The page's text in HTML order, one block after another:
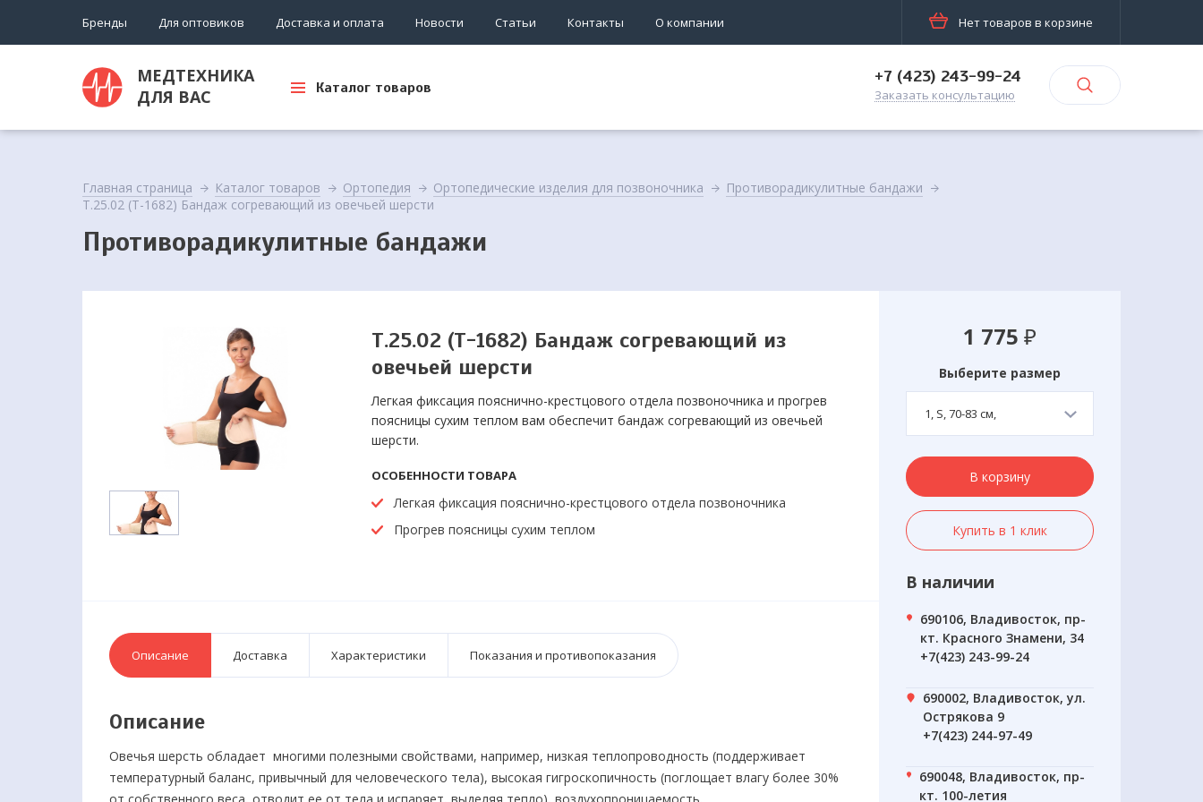
Бренды Для оптовиков Доставка и оплата Новости Статьи Контакты О компании Нет товаров в корзине
МЕДТЕХНИКА
ДЛЯ ВАС
Каталог товаров
+7 (423) 243-99-24
Заказать консультацию
Главная страница Каталог товаров Ортопедия Ортопедические изделия для позвоночника
Противорадикулитные бандажи
Т.25.02 (Т-1682) Бандаж согревающий из овечьей шерсти
Противорадикулитные бандажи
Т.25.02 (Т-1682) Бандаж согревающий из
овечьей шерсти
Легкая фиксация пояснично-крестцового отдела позвоночника и прогрев
поясницы сухим теплом вам обеспечит бандаж согревающий из овечьей
шерсти.
ОСОБЕННОСТИ ТОВАРА
Легкая фиксация пояснично-крестцового отдела позвоночника
Прогрев поясницы сухим теплом
Описание Доставка Характеристики Показания и противопоказания
Описание
Овечья шерсть обладает многими полезными свойствами, например, низкая теплопроводность (поддерживает
температурный баланс, привычный для человеческого тела), высокая гигроскопичность (поглощает влагу более 30%
1 775 ₽
Выберите размер
1, S, 70-83 см,
В корзину
Купить в 1 клик
В наличии
690106, Владивосток, пр-
кт. Красного Знамени, 34
+7(423) 243-99-24
690002, Владивосток, ул.
Острякова 9
+7(423) 244-97-49
690048, Владивосток, пр-
кт. 100-летия